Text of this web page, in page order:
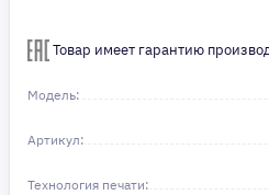
Получите то, что нужно, прямо
удобство — наш приоритет! ✨
в этом!
Товар имеет гарантию
Модель:
Артикул:
Технология печати: